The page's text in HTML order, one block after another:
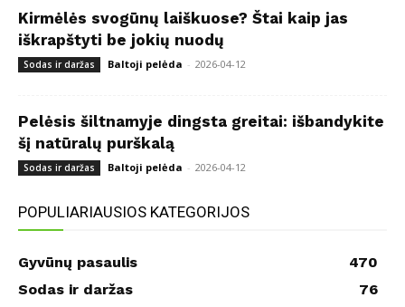
Kirmėlės svogūnų laiškuose? Štai kaip jas
iškrapštyti be jokių nuodų
Sodas ir daržas Baltoji pelėda - 2026-04-12
Pelėsis šiltnamyje dingsta greitai: išbandykite
šį natūralų purškalą
Sodas ir daržas Baltoji pelėda - 2026-04-12
POPULIARIAUSIOS KATEGORIJOS
Gyvūnų pasaulis
470
Sodas ir daržas
76